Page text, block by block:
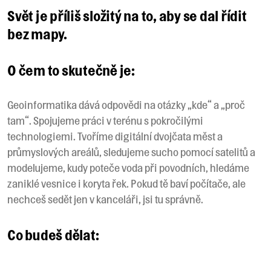
Svět je příliš složitý na to, aby se dal řídit
bez mapy.
O čem to skutečně je:
Geoinformatika dává odpovědi na otázky „kde“ a „proč
tam“. Spojujeme práci v terénu s pokročilými
technologiemi. Tvoříme digitální dvojčata měst a
průmyslových areálů, sledujeme sucho pomocí satelitů a
modelujeme, kudy poteče voda při povodních, hledáme
zaniklé vesnice i koryta řek. Pokud tě baví počítače, ale
nechceš sedět jen v kanceláři, jsi tu správně.
Co budeš dělat: